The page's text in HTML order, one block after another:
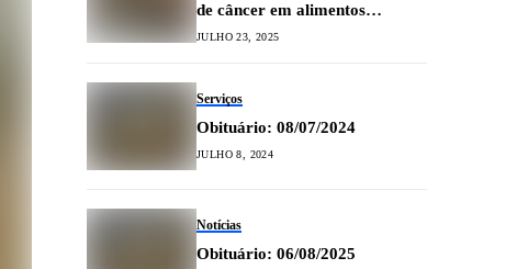
de câncer em alimentos
ultraprocessados
JULHO 23, 2025
Serviços
Obituário: 08/07/2024
JULHO 8, 2024
Notícias
Obituário: 06/08/2025